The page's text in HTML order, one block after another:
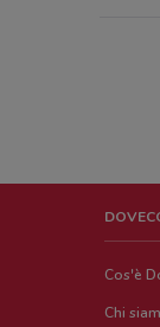
Cos'è
Chi